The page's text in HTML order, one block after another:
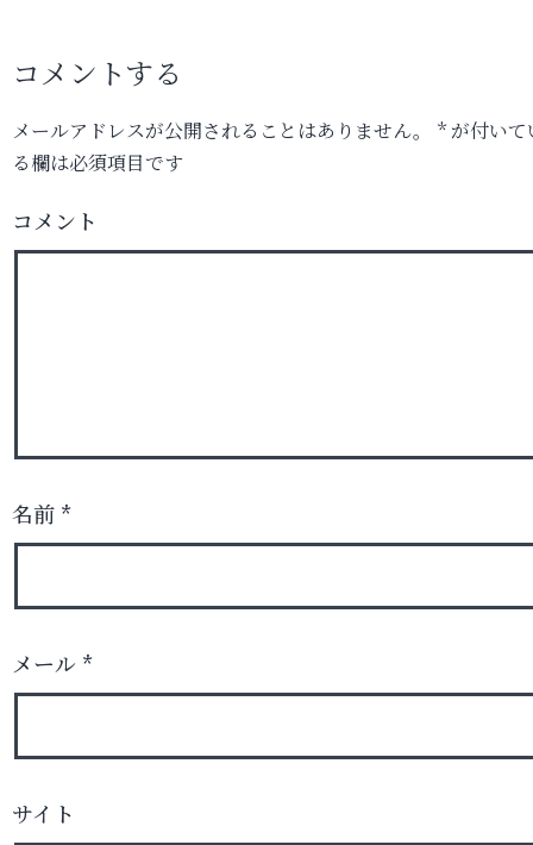
コメントする
メールアドレスが公開されることはありません。 *が付いて
る欄は必須項目です
コメント
名前 *
メール *
サイト